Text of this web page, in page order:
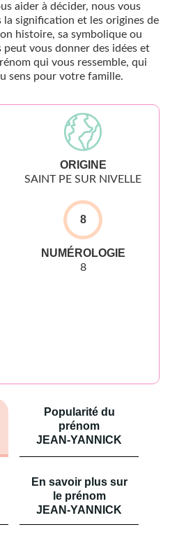
aider à décider, nous vous
la signification et les origines de
histoire, sa symbolique ou
peut vous donner des idées et
qui vous ressemble, qui
sens pour votre famille.
ORIGINE
SAINT PE SUR NIVELLE
8
NUMÉROLOGIE
8
Popularité du
prénom
JEAN-YANNICK
En savoir plus sur
le prénom
JEAN-YANNICK